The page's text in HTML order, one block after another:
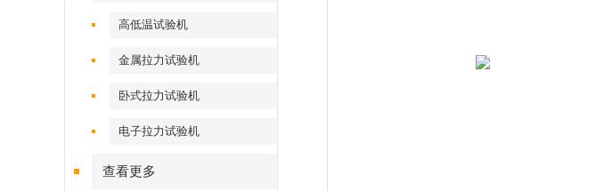
高低温试验机
金属拉力试验机
卧式拉力试验机
电子拉力试验机
查看更多